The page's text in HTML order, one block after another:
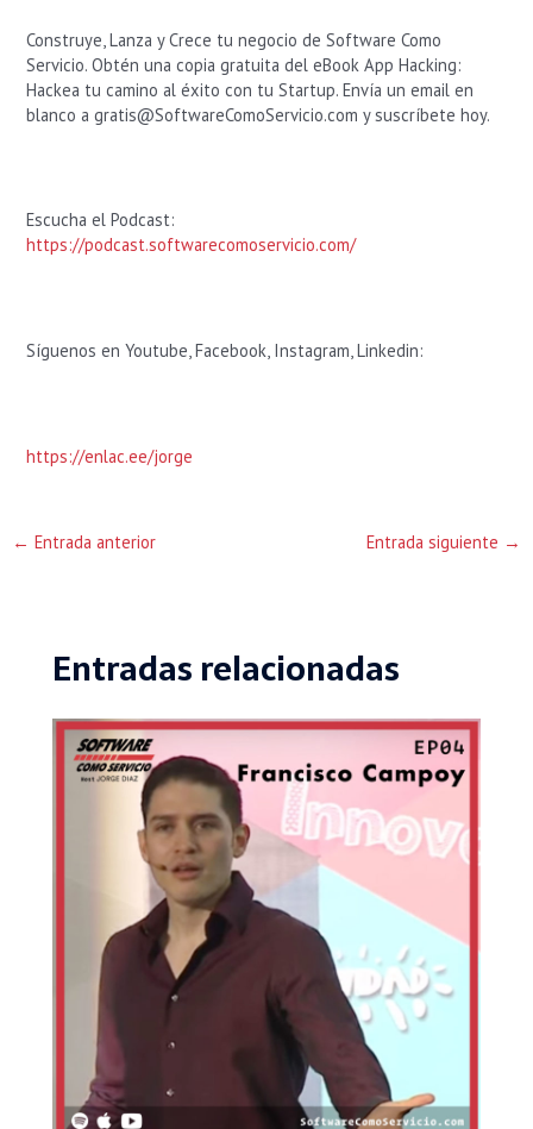
Construye, Lanza y Crece tu negocio de Software Como
Servicio. Obtén una copia gratuita del eBook App Hacking:
Hackea tu camino al éxito con tu Startup.Envía un email en
blanco agratis@SoftwareComoServicio.com y suscríbete hoy.
Escucha el Podcast:
https://podcast.softwarecomoservicio.com/
Síguenos en Youtube, Facebook, Instagram, Linkedin:
https://enlac.ee/jorge
← Entrada anterior Entrada siguiente →
Entradas relacionadas